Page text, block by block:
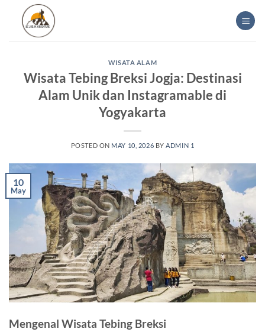
content
WISATA ALAM
Wisata Tebing Breksi Jogja: Destinasi
Alam Unik dan Instagramable di
Yogyakarta
POSTED ON MAY 10, 2026 BY ADMIN 1
10
May
Mengenal Wisata Tebing Breksi